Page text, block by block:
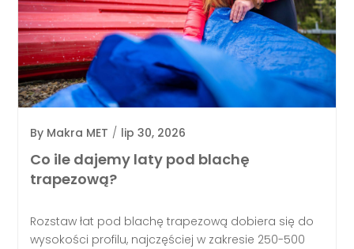
By Makra MET / lip 30, 2026
Co ile dajemy laty pod blachę
trapezową?
Rozstaw łat pod blachę trapezową dobiera się do
wysokości profilu, najczęściej w zakresie 250-500